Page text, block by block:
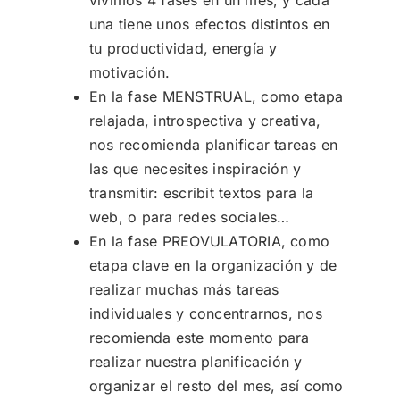
una tiene unos efectos distintos en
tu productividad, energía y
motivación.
En la fase MENSTRUAL, como etapa
relajada, introspectiva y creativa,
nos recomienda planificar tareas en
las que necesites inspiración y
transmitir: escribit textos para la
web, o para redes sociales…
En la fase PREOVULATORIA, como
etapa clave en la organización y de
realizar muchas más tareas
individuales y concentrarnos, nos
recomienda este momento para
realizar nuestra planificación y
organizar el resto del mes, así como